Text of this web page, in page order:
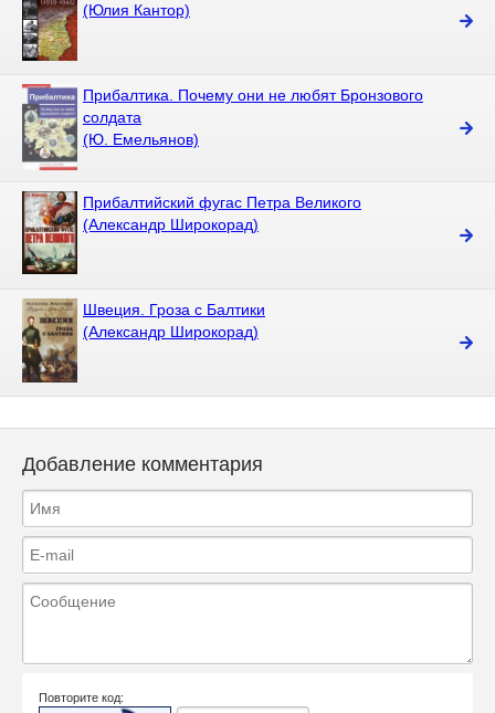
(Юлия Кантор)
Прибалтика. Почему они не любят Бронзового
солдата
(Ю. Емельянов)
Прибалтийский фугас Петра Великого
(Александр Широкорад)
Швеция. Гроза с Балтики
(Александр Широкорад)
Добавление комментария
Повторите код: